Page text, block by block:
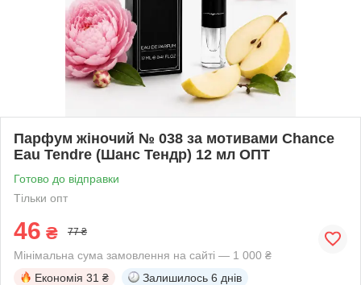
Парфум жіночий № 038 за мотивами Chance
Eau Tendre (Шанс Тендр) 12 мл ОПТ
Готово до відправки
Тільки опт
46 ₴ 77 ₴
Мінімальна сума замовлення на сайті — 1 000 ₴
Економія 31 ₴ Залишилось 6 днів